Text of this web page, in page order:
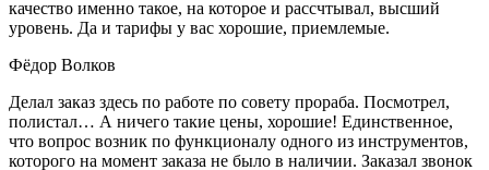
качество именно такое, на которое и рассчтывал, высший
уровень. Да и тарифы у вас хорошие, приемлемые.
Фёдор Волков
Делал заказ здесь по работе по совету прораба. Посмотрел,
полистал… А ничего такие цены, хорошие! Единственное,
что вопрос возник по функционалу одного из инструментов,
которого на момент заказа не было в наличии. Заказал звонок